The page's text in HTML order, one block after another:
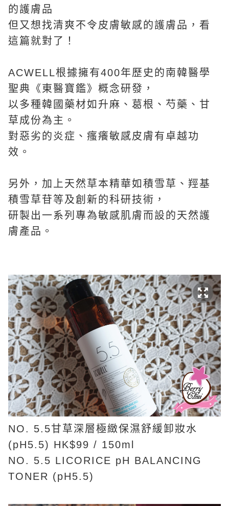
的護膚品
但又想找清爽不令皮膚敏感的護膚品，看
這篇就對了！
ACWELL根據擁有400年歷史的南韓醫學
聖典《東醫寶鑑》概念研發，
以多種韓國藥材如升麻、葛根、芍藥、甘
草成份為主。
對惡劣的炎症、瘙癢敏感皮膚有卓越功
效。
另外，加上天然草本精華如積雪草、羥基
積雪草苷等及創新的科研技術，
研製出一系列專為敏感肌膚而設的天然護
膚產品。
NO. 5.5甘草深層極緻保濕舒緩卸妝水
(pH5.5) HK$99 / 150ml
NO. 5.5 LICORICE pH BALANCING
TONER (pH5.5)